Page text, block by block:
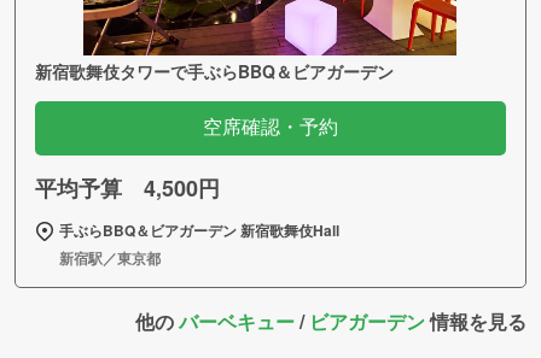
新宿歌舞伎タワーで手ぶらBBQ＆ビアガーデン
空席確認・予約
平均予算 4,500円
手ぶらBBQ＆ビアガーデン 新宿歌舞伎Hall
新宿駅／東京都
他のバーベキュー/ ビアガーデン情報を見る